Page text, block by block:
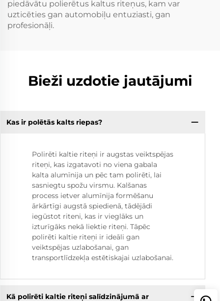
piedāvātu polierētus kaltus riteņus, kam var
uzticēties gan automobiļu entuziasti, gan
profesionāļi.
Bieži uzdotie jautājumi
Kas ir polētās kalts riepas?
Polirēti kaltie riteņi ir augstas veiktspējas
riteņi, kas izgatavoti no viena gabala
kalta alumīnija un pēc tam polirēti, lai
sasniegtu spožu virsmu. Kalšanas
process ietver alumīnija formēšanu
ārkārtīgi augstā spiedienā, tādējādi
iegūstot riteni, kas ir vieglāks un
izturīgāks nekā liektie riteņi. Tāpēc
polirēti kaltie riteņi ir ideāli gan
veiktspējas uzlabošanai, gan
transportlīdzekļa estētiskajai uzlabošanai.
Kā polirēti kaltie riteņi salīdzinājumā ar